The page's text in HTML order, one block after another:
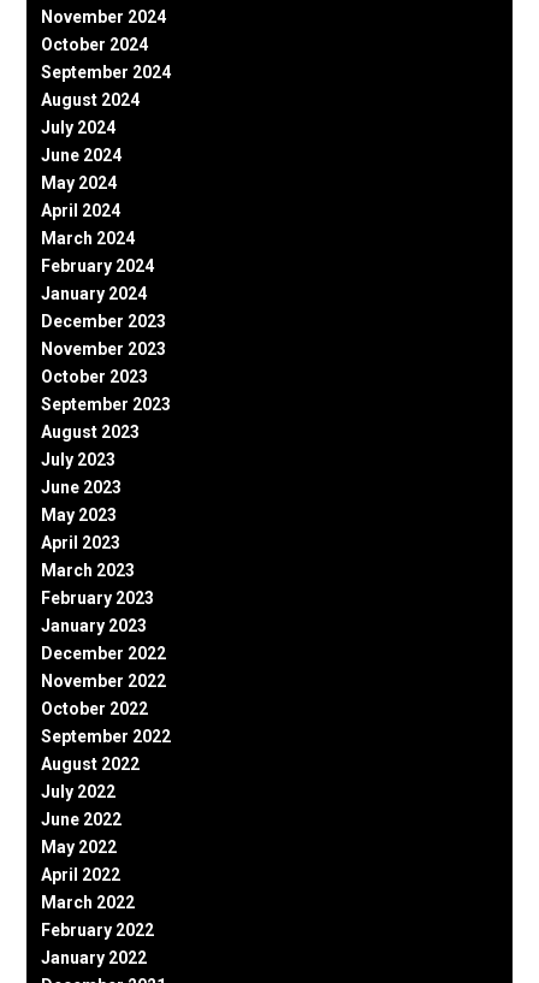
November 2024
October 2024
September 2024
August 2024
July 2024
June 2024
May 2024
April 2024
March 2024
February 2024
January 2024
December 2023
November 2023
October 2023
September 2023
August 2023
July 2023
June 2023
May 2023
April 2023
March 2023
February 2023
January 2023
December 2022
November 2022
October 2022
September 2022
August 2022
July 2022
June 2022
May 2022
April 2022
March 2022
February 2022
January 2022